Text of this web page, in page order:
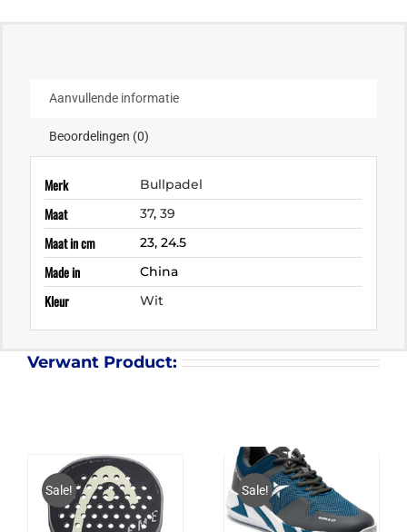
Aanvullende informatie
Beoordelingen (0)
Merk Bullpadel
Maat 37,39
Maat in cm 23, 24.5
Made in China
Kleur Wit
Verwant Product:
Sale! Sale!